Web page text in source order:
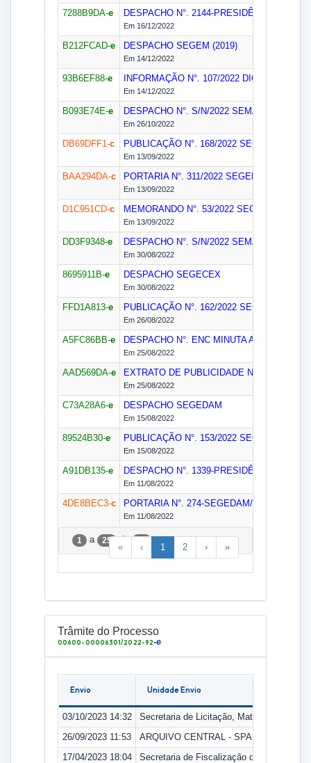
7288B9DA-e DESPACHO N°. 2144-PRESIDÊNCIA/2022
Em 16/12/2022
B212FCAD-e DESPACHO SEGEM (2019)
Em 14/12/2022
93B6EF88-e INFORMAÇÃO N°. 107/2022 DIGEM2 (2019)
Em 14/12/2022
B093E74E-e DESPACHO N°. S/N/2022 SEMAG
Em 26/10/2022
DB69DFF1-c PUBLICAÇÃO N°. 168/2022 SEGEDAM
Em 13/09/2022
BAA294DA-c PORTARIA N°. 311/2022 SEGEDAM
Em 13/09/2022
D1C951CD-c MEMORANDO N°. 53/2022 SEGEM (2019)
Em 13/09/2022
DD3F9348-e DESPACHO N°. S/N/2022 SEMAG
Em 30/08/2022
8695911B-e DESPACHO SEGECEX
Em 30/08/2022
FFD1A813-e PUBLICAÇÃO N°. 162/2022 SEGEDAM
Em 26/08/2022
A5FC86BB-e DESPACHO N°. ENC MINUTA A SEGEDAM/
Em 25/08/2022
AAD569DA-e EXTRATO DE PUBLICIDADE N°. MIN EXT
Em 25/08/2022
C73A28A6-e DESPACHO SEGEDAM
Em 15/08/2022
89524B30-e PUBLICAÇÃO N°. 153/2022 SEGEDAM
Em 15/08/2022
A91DB135-e DESPACHO N°. 1339-PRESIDÊNCIA/2022
Em 11/08/2022
4DE8BEC3-c PORTARIA N°. 274-SEGEDAM/2022
Em 11/08/2022
1 a 25 de 46
« ‹ 1 2 › »
Trâmite do Processo
00600-00006301/2022-92-e
Envio Unidade Envio
03/10/2023 14:32
Secretaria de Licitação, Material e
26/09/2023 11:53
ARQUIVO CENTRAL - SPA
17/04/2023 18:04
Secretaria de Fiscalização de Gestão